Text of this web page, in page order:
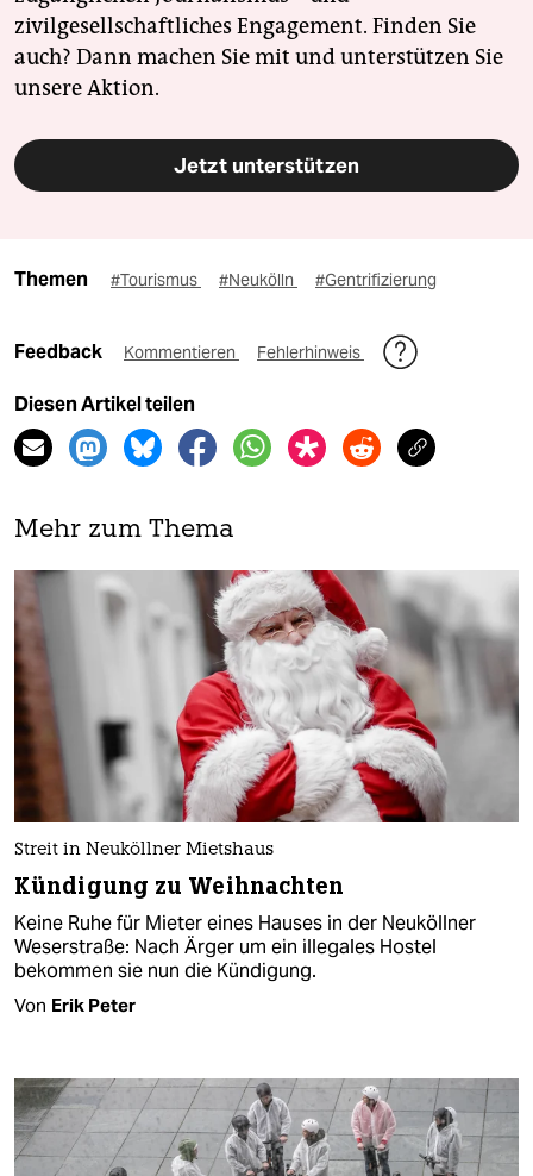
zivilgesellschaftliches Engagement. Finden Sie
auch? Dann machen Sie mit und unterstützen Sie
unsere Aktion.
Jetzt unterstützen
Themen #Tourismus #Neukölln #Gentrifizierung
Feedback Kommentieren Fehlerhinweis
Diesen Artikel teilen
Mehr zum Thema
Streit in Neuköllner Mietshaus
Kündigung zu Weihnachten
Keine Ruhe für Mieter eines Hauses in der Neuköllner
Weserstraße: Nach Ärger um ein illegales Hostel
bekommen sie nun die Kündigung.
Von Erik Peter